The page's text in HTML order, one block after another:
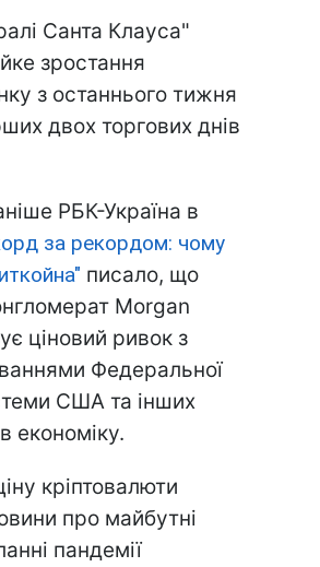
Санта Клауса"
зростання
з останнього тижня
двох торгових днів
РБК-Україна в
за рекордом: чому
писало, що
Morgan
ціновий ривок з
Федеральної
США та інших
економіку.
кріптовалюти
про майбутні
пандемії